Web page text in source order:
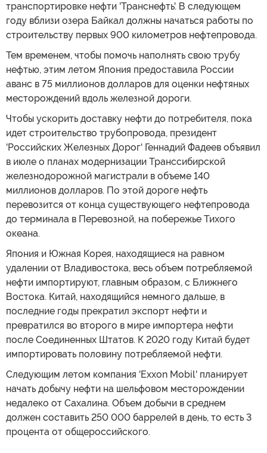
транспортировке нефти 'Транснефть'. В следующем
году вблизи озера Байкал должны начаться работы по
строительству первых 900 километров нефтепровода.
Тем временем, чтобы помочь наполнять свою трубу
нефтью, этим летом Япония предоставила России
аванс в 75 миллионов долларов для оценки нефтяных
месторождений вдоль железной дороги.
Чтобы ускорить доставку нефти до потребителя, пока
идет строительство трубопровода, президент
'Российских Железных Дорог' Геннадий Фадеев объявил
в июле о планах модернизации Транссибирской
железнодорожной магистрали в объеме 140
миллионов долларов. По этой дороге нефть
перевозится от конца существующего нефтепровода
до терминала в Перевозной, на побережье Тихого
океана.
Япония и Южная Корея, находящиеся на равном
удалении от Владивостока, весь объем потребляемой
нефти импортируют, главным образом, с Ближнего
Востока. Китай, находящийся немного дальше, в
последние годы прекратил экспорт нефти и
превратился во второго в мире импортера нефти
после Соединенных Штатов. К 2020 году Китай будет
импортировать половину потребляемой нефти.
Следующим летом компания 'Exxon Mobil' планирует
начать добычу нефти на шельфовом месторождении
недалеко от Сахалина. Объем добычи в среднем
должен составить 250 000 баррелей в день, то есть 3
процента от общероссийского.